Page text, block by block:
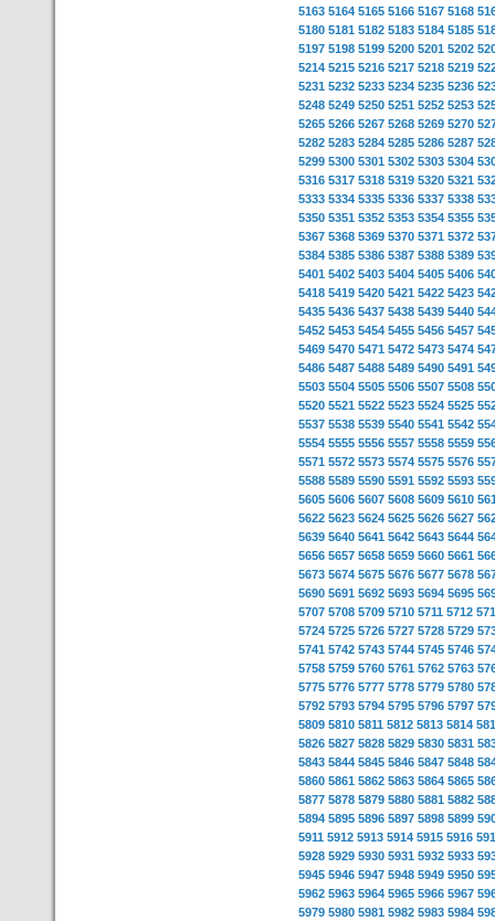
5163 5164 5165 5166 5167 5168
5180 5181 5182 5183 5184 5185
5197 5198 5199 5200 5201 5202
5214 5215 5216 5217 5218 5219
5231 5232 5233 5234 5235 5236
5248 5249 5250 5251 5252 5253
5265 5266 5267 5268 5269 5270
5282 5283 5284 5285 5286 5287
5299 5300 5301 5302 5303 5304
5316 5317 5318 5319 5320 5321
5333 5334 5335 5336 5337 5338
5350 5351 5352 5353 5354 5355
5367 5368 5369 5370 5371 5372
5384 5385 5386 5387 5388 5389
5401 5402 5403 5404 5405 5406
5418 5419 5420 5421 5422 5423
5435 5436 5437 5438 5439 5440
5452 5453 5454 5455 5456 5457
5469 5470 5471 5472 5473 5474
5486 5487 5488 5489 5490 5491
5503 5504 5505 5506 5507 5508
5520 5521 5522 5523 5524 5525
5537 5538 5539 5540 5541 5542
5554 5555 5556 5557 5558 5559
5571 5572 5573 5574 5575 5576
5588 5589 5590 5591 5592 5593
5605 5606 5607 5608 5609 5610
5622 5623 5624 5625 5626 5627
5639 5640 5641 5642 5643 5644
5656 5657 5658 5659 5660 5661
5673 5674 5675 5676 5677 5678
5690 5691 5692 5693 5694 5695
5707 5708 5709 5710 5711 5712
5724 5725 5726 5727 5728 5729
5741 5742 5743 5744 5745 5746
5758 5759 5760 5761 5762 5763
5775 5776 5777 5778 5779 5780
5792 5793 5794 5795 5796 5797
5809 5810 5811 5812 5813 5814
5826 5827 5828 5829 5830 5831
5843 5844 5845 5846 5847 5848
5860 5861 5862 5863 5864 5865
5877 5878 5879 5880 5881 5882
5894 5895 5896 5897 5898 5899
5911 5912 5913 5914 5915 5916
5928 5929 5930 5931 5932 5933
5945 5946 5947 5948 5949 5950
5962 5963 5964 5965 5966 5967
5979 5980 5981 5982 5983 5984